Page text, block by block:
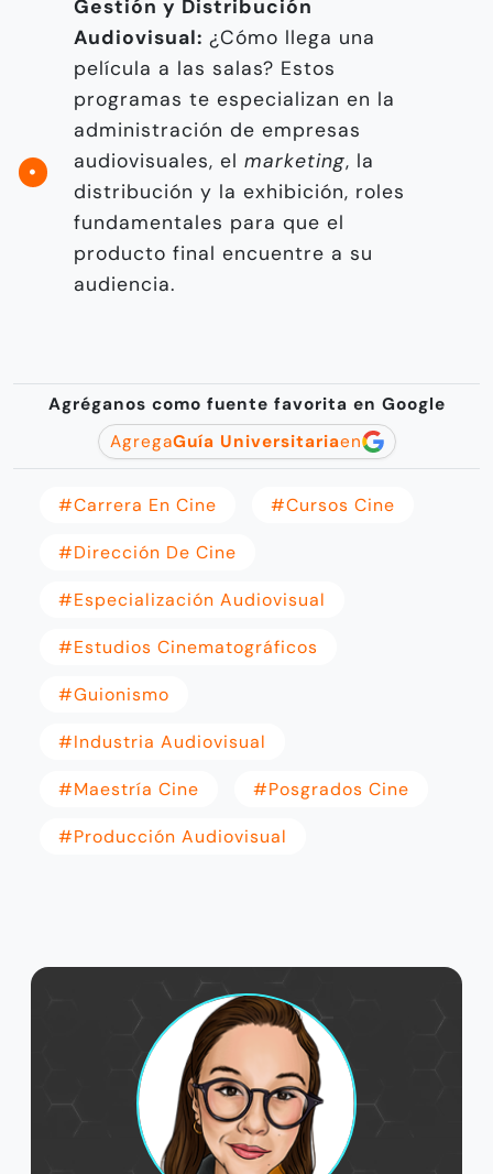
Gestión y Distribución
Audiovisual: ¿Cómo llega una
película a las salas? Estos
programas te especializan en la
administración de empresas
audiovisuales, el marketing, la
distribución y la exhibición, roles
fundamentales para que el
producto final encuentre a su
audiencia.
Agréganos como fuente favorita en Google
AgregaGuía Universitariaen
#carrera En Cine #cursos Cine
#dirección De Cine
#especialización Audiovisual
#estudios Cinematográficos
#guionismo
#industria Audiovisual
#maestría Cine #posgrados Cine
#producción Audiovisual